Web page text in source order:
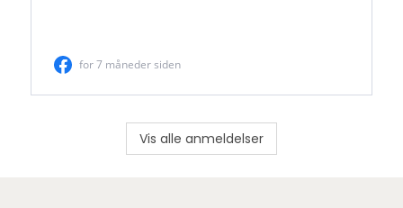
Vis alle anmeldelser